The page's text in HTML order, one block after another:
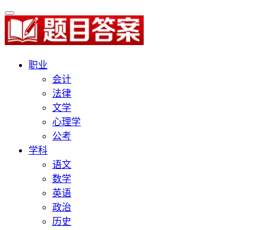
职业
会计
法律
文学
心理学
公考
学科
语文
数学
英语
政治
历史